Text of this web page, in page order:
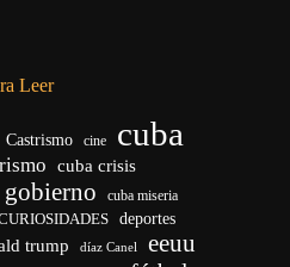
Leer
Castrismo cine cuba
cuba crisis
gobierno cuba miseria
deportes
trump díaz Canel eeuu